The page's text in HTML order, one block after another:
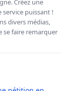
Créez une
puissant !
divers médias,
se faire remarquer